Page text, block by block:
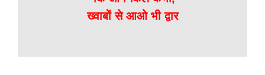
ख्वाबों से आओ भी द्वार